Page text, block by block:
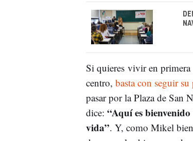
Si quieres vivir en primera
centro, basta con seguir
pasar por la Plaza de San
dice: “Aquí es
vida”. Y, como Mikel bien